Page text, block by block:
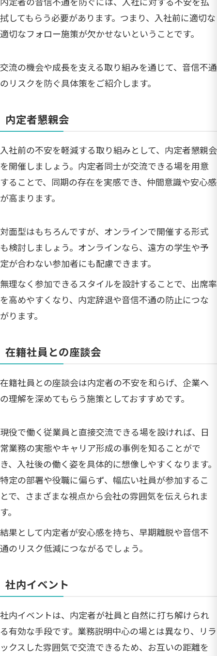
拭してもらう必要があります。つまり、入社前に適切な
適切なフォロー施策が欠かせないということです。
交流の機会や成長を支える取り組みを通じて、音信不通
のリスクを防ぐ具体策をご紹介します。
内定者懇親会
入社前の不安を軽減する取り組みとして、内定者懇親会
を開催しましょう。内定者同士が交流できる場を用意
することで、同期の存在を実感でき、仲間意識や安心感
が高まります。
対面型はもちろんですが、オンラインで開催する形式
も検討しましょう。オンラインなら、遠方の学生や予
定が合わない参加者にも配慮できます。
無理なく参加できるスタイルを設計することで、出席率
を高めやすくなり、内定辞退や音信不通の防止につな
がります。
在籍社員との座談会
在籍社員との座談会は内定者の不安を和らげ、企業へ
の理解を深めてもらう施策としておすすめです。
現役で働く従業員と直接交流できる場を設ければ、日
常業務の実態やキャリア形成の事例を知ることがで
き、入社後の働く姿を具体的に想像しやすくなります。
特定の部署や役職に偏らず、幅広い社員が参加するこ
とで、さまざまな視点から会社の雰囲気を伝えられま
す。
結果として内定者が安心感を持ち、早期離脱や音信不
通のリスク低減につながるでしょう。
社内イベント
社内イベントは、内定者が社員と自然に打ち解けられ
る有効な手段です。業務説明中心の場とは異なり、リラ
ックスした雰囲気で交流できるため、お互いの距離を